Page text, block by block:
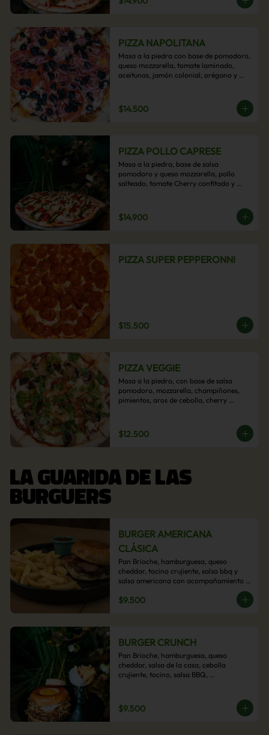
PIZZA NAPOLITANA
Masa a la piedra con base de pomodoro,
queso mozzarella, tomate laminado,
aceitunas, jamón colonial, orégano y
$14.500
PIZZA POLLO CAPRESE
Masa a la piedra, base de salsa
pomodoro y queso mozzarella, pollo
salteado, tomate Cherry confitado y
$14.900
PIZZA SUPER PEPPERONNI
$15.500
PIZZA VEGGIE
Masa a la piedra, con base de salsa
pomodoro, mozzarella, champiñones,
pimientos, aros de cebolla, cherry
$12.500
LA GUARIDA DE LAS
BURGUERS
BURGER AMERICANA
CLÁSICA
Pan Brioche, hamburguesa, queso
cheddar, tocino crujiente, salsa bbq y
salsa americana con acompañamiento
$9.500
BURGER CRUNCH
Pan Brioche, hamburguesa, queso
cheddar, salsa de la casa, cebolla
crujiente, tocino, salsa BBQ,
$9.500